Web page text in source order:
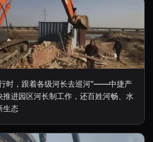
时，跟着各级河长去巡河”——中捷产
推进园区河长制工作，还百姓河畅、水
生态